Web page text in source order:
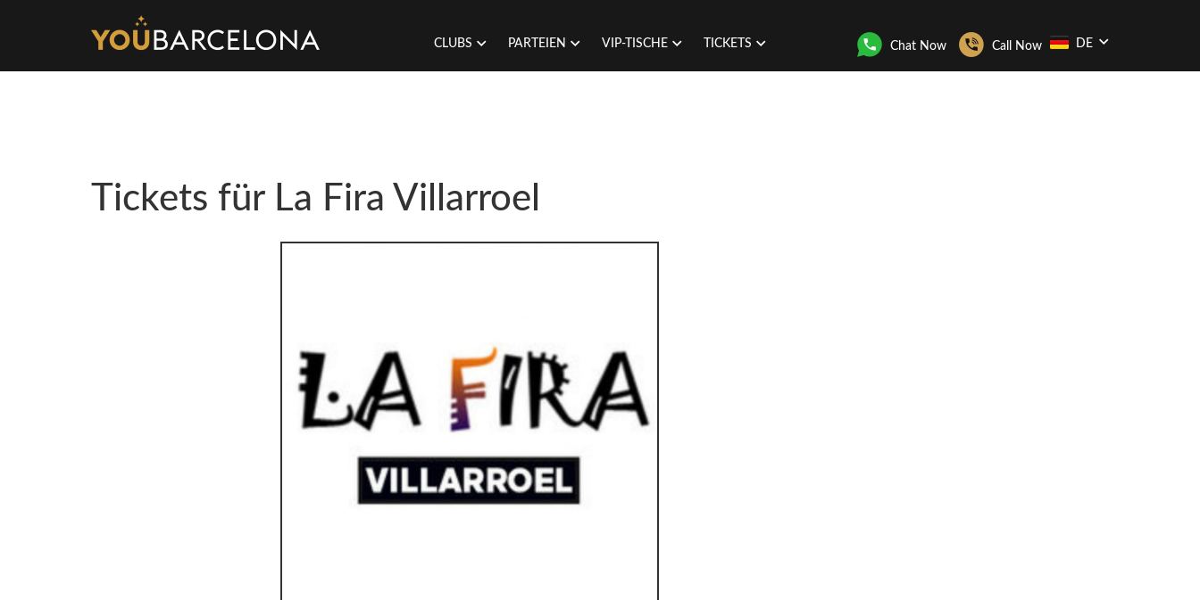
CLUBS PARTEIEN VIP-TISCHE TICKETS Chat Now Call Now DE
Tickets für La Fira Villarroel